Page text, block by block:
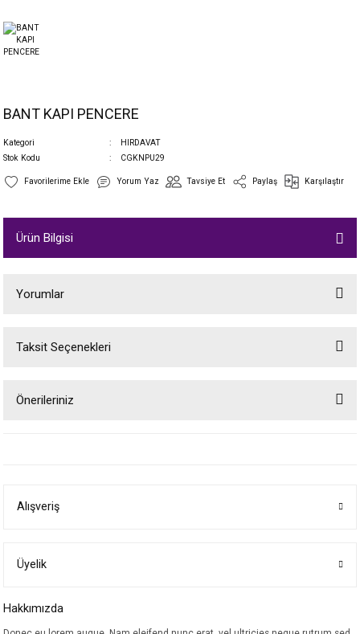
BANT KAPI PENCERE
Kategori
HIRDAVAT
Stok Kodu
CGKNPU29
Yorum Yaz Tavsiye Et Paylaş Karşılaştır
Ürün Bilgisi
Yorumlar
Taksit Seçenekleri
Önerileriniz
Ürün bilgilerinde hatalar bulunuyor.
Bu ürüne benzer farklı alternatifler olmalı.
Alışveriş
Üyelik
Hakkımızda